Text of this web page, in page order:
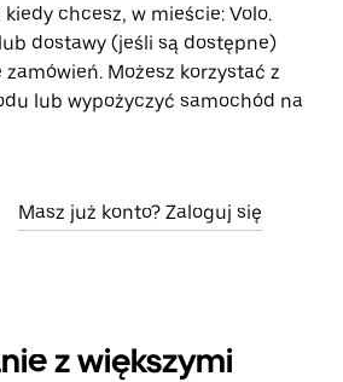
chcesz, w mieście: Volo.
dostawy (jeśli są dostępne)
Możesz korzystać z
lub wypożyczyć samochód na
Masz już konto? Zaloguj się
z większymi